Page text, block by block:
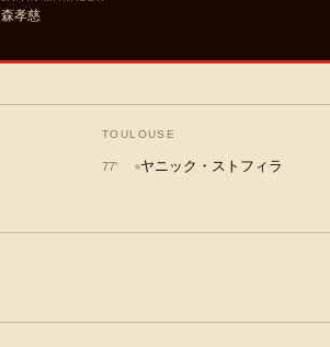
森孝慈
TOULOUSE
77' ヤニック・ストフィラ